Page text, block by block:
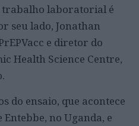
trabalho laboratorial é
seu lado, Jonathan
e diretor do
Health Science Centre,
do ensaio, que acontece
no Uganda, e